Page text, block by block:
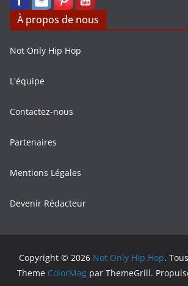
À propos de nous
Not Only Hip Hop
L'équipe
Contactez-nous
Partenaires
Mentions Légales
Devenir Rédacteur
Copyright © 2026 Not Only Hip Hop.
Theme ColorMagpar ThemeGrill.